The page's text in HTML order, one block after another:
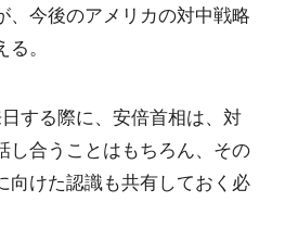
、今後のアメリカの対中戦略
。
する際に、安倍首相は、対
し合うことはもちろん、その
向けた認識も共有しておく必